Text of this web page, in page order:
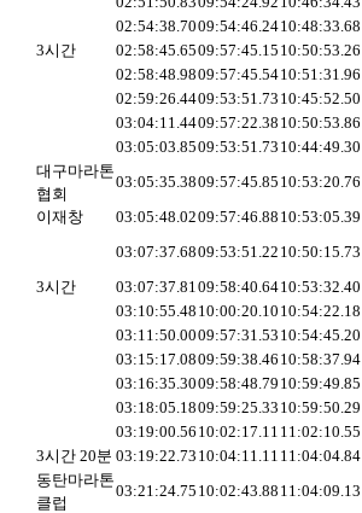
02:54:38.7009:54:46.2410:48:33.68
3시간 02:58:45.6509:57:45.15 10:50:53.26
02:58:48.9809:57:45.5410:51:31.96
02:59:26.4409:53:51.73 10:45:52.50
03:04:11.4409:57:22.38 10:50:53.86
03:05:03.8509:53:51.73 10:44:49.30
대구마라톤
협회
03:05:35.3809:57:45.85 10:53:20.76
이재창 03:05:48.0209:57:46.88 10:53:05.39
03:07:37.6809:53:51.22 10:50:15.73
3시간 03:07:37.8109:58:40.6410:53:32.40
03:10:55.48 10:00:20.10 10:54:22.18
03:11:50.0009:57:31.53 10:54:45.20
03:15:17.0809:59:38.46 10:58:37.94
03:16:35.3009:58:48.79 10:59:49.85
03:18:05.1809:59:25.33 10:59:50.29
03:19:00.56 10:02:17.11 11:02:10.55
3시간 20분 03:19:22.73 10:04:11.11 11:04:04.84
동탄마라톤
클럽
03:21:24.75 10:02:43.88 11:04:09.13